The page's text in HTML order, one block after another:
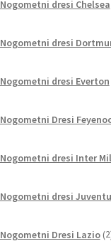
Nogometni dresi Chelsea
Nogometni dresi
Nogometni dresi Everton
Nogometni Dresi
Nogometni dresi Inter
Nogometni dresi
Nogometni Dresi Lazio 2